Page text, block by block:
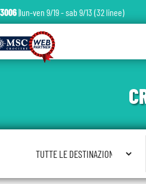
|lun-ven 9/19 - sab 9/13 (32 linee)